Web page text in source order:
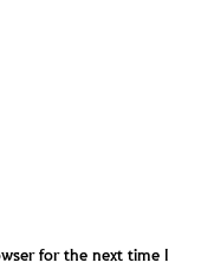
for the next time I